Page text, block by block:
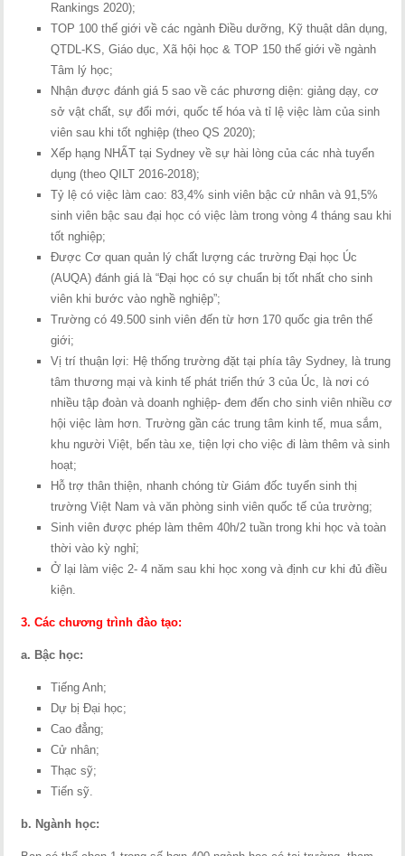
Rankings 2020);
TOP 100 thế giới về các ngành Điều dưỡng, Kỹ thuật dân dụng,
QTDL-KS, Giáo dục, Xã hội học & TOP 150 thế giới về ngành
Tâm lý học;
Nhận được đánh giá 5 sao về các phương diện: giảng dạy, cơ
sở vật chất, sự đổi mới, quốc tế hóa và tỉ lệ việc làm của sinh
viên sau khi tốt nghiệp (theo QS 2020);
Xếp hạng NHẤT tại Sydney về sự hài lòng của các nhà tuyển
dụng (theo QILT 2016-2018);
Tỷ lệ có việc làm cao: 83,4% sinh viên bậc cử nhân và 91,5%
sinh viên bậc sau đại học có việc làm trong vòng 4 tháng sau khi
tốt nghiệp;
Được Cơ quan quản lý chất lượng các trường Đại học Úc
(AUQA) đánh giá là “Đại học có sự chuẩn bị tốt nhất cho sinh
viên khi bước vào nghề nghiệp”;
Trường có 49.500 sinh viên đến từ hơn 170 quốc gia trên thế
giới;
Vị trí thuận lợi: Hệ thống trường đặt tại phía tây Sydney, là trung
tâm thương mại và kinh tế phát triển thứ 3 của Úc, là nơi có
nhiều tập đoàn và doanh nghiệp- đem đến cho sinh viên nhiều cơ
hội việc làm hơn. Trường gần các trung tâm kinh tế, mua sắm,
khu người Việt, bến tàu xe, tiện lợi cho việc đi làm thêm và sinh
hoạt;
Hỗ trợ thân thiện, nhanh chóng từ Giám đốc tuyển sinh thị
trường Việt Nam và văn phòng sinh viên quốc tế của trường;
Sinh viên được phép làm thêm 40h/2 tuần trong khi học và toàn
thời vào kỳ nghỉ;
Ở lại làm việc 2- 4 năm sau khi học xong và định cư khi đủ điều
kiện.
3. Các chương trình đào tạo:
a. Bậc học:
Tiếng Anh;
Dự bị Đại học;
Cao đẳng;
Cử nhân;
Thạc sỹ;
Tiến sỹ.
b. Ngành học: